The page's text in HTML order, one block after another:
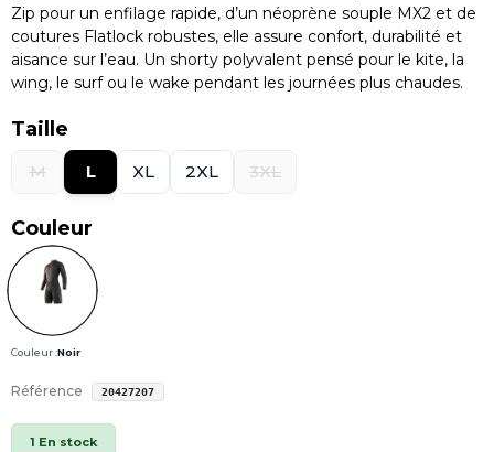
Zip pour un enfilage rapide, d’un néoprène souple MX2 et de
coutures Flatlock robustes, elle assure confort, durabilité et
aisance sur l’eau. Un shorty polyvalent pensé pour le kite, la
wing, le surf ou le wake pendant les journées plus chaudes.
Taille
M L XL 2XL 3XL
Couleur
Couleur :Noir
Référence 20427207
1 En stock